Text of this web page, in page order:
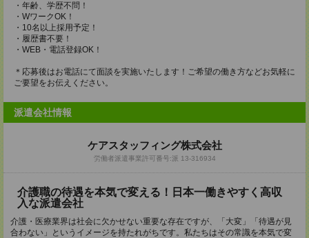
・年齢、学歴不問！
・WワークOK！
・10名以上採用予定！
・履歴書不要！
・WEB・電話登録OK！
＊応募後はお電話にて面談を実施いたします！ご希望の働き方などお気軽に
ご要望をお伝えください。
派遣会社情報
ケアスタッフィング株式会社
労働者派遣事業許可番号:派 13-316934
介護職の待遇を本気で変える！日本一働きやすく高収
入な派遣会社
介護・医療業界は社会に欠かせない重要な存在ですが、「大変」「待遇が見
合わない」というイメージを持たれがちです。私たちはその常識を本気で変